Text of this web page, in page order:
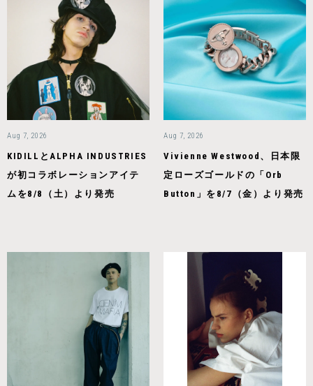
Aug 7, 2026
KIDILLとALPHA INDUSTRIES
が初コラボレーションアイテ
ムを8/8（土）より発売
Aug 7, 2026
Vivienne Westwood、日本限
定ローズゴールドの「Orb
Button」を8/7（金）より発売